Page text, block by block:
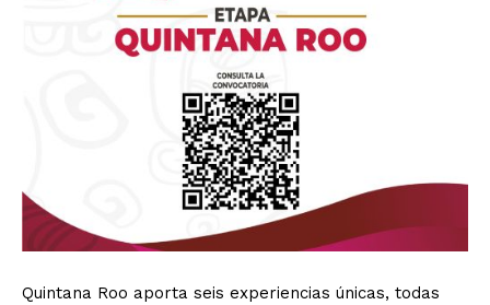
Quintana Roo aporta seis experiencias únicas, todas